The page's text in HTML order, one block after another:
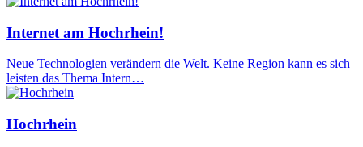
Internet am Hochrhein!
Neue Technologien verändern die Welt. Keine Region kann es sich
leisten das Thema Intern…
Hochrhein